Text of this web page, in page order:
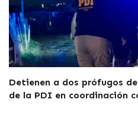
Detienen a dos prófugos
de la PDI en coordinación